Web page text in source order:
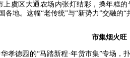
区大通农场内张灯结彩，搡年糕的
各地。这幅“老传统”与“新势力”交融的
市集烟火旺
德园的“马踏新程·年货市集”专场，